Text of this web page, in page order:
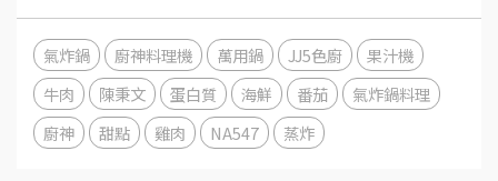
氣炸鍋 廚神料理機 萬用鍋 JJ5色廚
果汁機
牛肉
陳秉文 蛋白質 海鮮 番茄
氣炸鍋料理
廚神
甜點 雞肉 NA547 蒸炸